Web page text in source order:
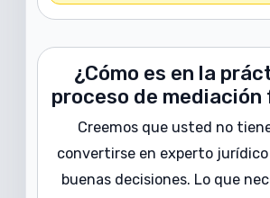
¿Cómo es en la
proceso de
Creemos que usted no
convertirse en experto
buenas decisiones. Lo que